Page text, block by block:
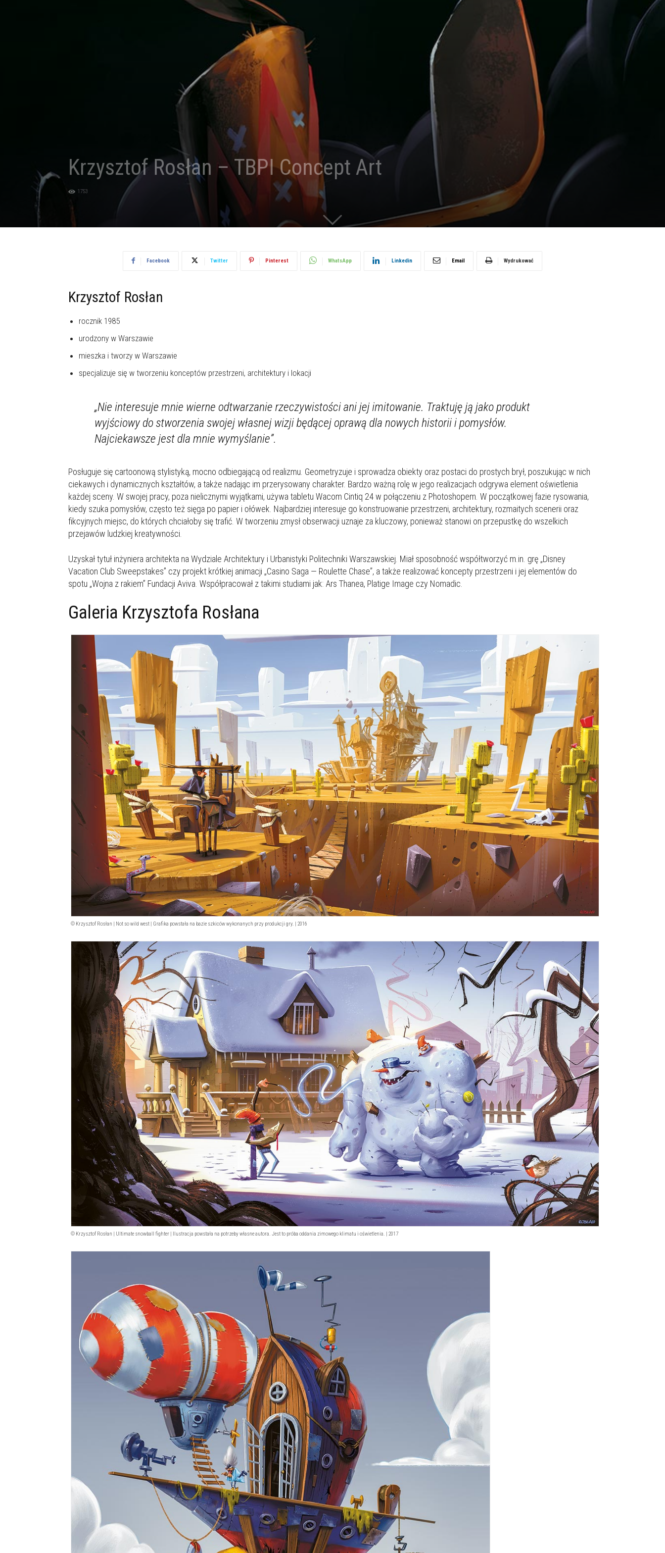
Krzysztof Rosłan – TBPI Concept Art
1753
Facebook Twitter Pinterest WhatsApp Linkedin Email Wydrukować
Krzysztof Rosłan
rocznik 1985
urodzony w Warszawie
mieszka i tworzy w Warszawie
specjalizuje się w tworzeniu konceptów przestrzeni, architektury i lokacji
„Nie interesuje mnie wierne odtwarzanie rzeczywistości ani jej imitowanie. Traktuję ją jako produkt
wyjściowy do stworzenia swojej własnej wizji będącej oprawą dla nowych historii i pomysłów.
Najciekawsze jest dla mnie wymyślanie”.
Posługuje się cartoonową stylistyką, mocno odbiegającą od realizmu. Geometryzuje i sprowadza obiekty oraz postaci do prostych brył, poszukując w nich
ciekawych i dynamicznych kształtów, a także nadając im przerysowany charakter. Bardzo ważną rolę w jego realizacjach odgrywa element oświetlenia
każdej sceny. W swojej pracy, poza nielicznymi wyjątkami, używa tabletu Wacom Cintiq 24 w połączeniu z Photoshopem. W początkowej fazie rysowania,
kiedy szuka pomysłów, często też sięga po papier i ołówek. Najbardziej interesuje go konstruowanie przestrzeni, architektury, rozmaitych scenerii oraz
fikcyjnych miejsc, do których chciałoby się trafić. W tworzeniu zmysł obserwacji uznaje za kluczowy, ponieważ stanowi on przepustkę do wszelkich
przejawów ludzkiej kreatywności.
Uzyskał tytuł inżyniera architekta na Wydziale Architektury i Urbanistyki Politechniki Warszawskiej. Miał sposobność współtworzyć m.in. grę „Disney
Vacation Club Sweepstakes” czy projekt krótkiej animacji „Casino Saga — Roulette Chase”, a także realizować koncepty przestrzeni i jej elementów do
spotu „Wojna z rakiem” Fundacji Aviva. Współpracował z takimi studiami jak: Ars Thanea, Platige Image czy Nomadic.
Galeria Krzysztofa Rosłana
© Krzysztof Rosłan | Not so wild west | Grafika powstała na bazie szkiców wykonanych przy produkcji gry. | 2016
© Krzysztof Rosłan | Ultimate snowball fighter | Ilustracja powstała na potrzeby własne autora. Jest to próba oddania zimowego klimatu i oświetlenia. | 2017